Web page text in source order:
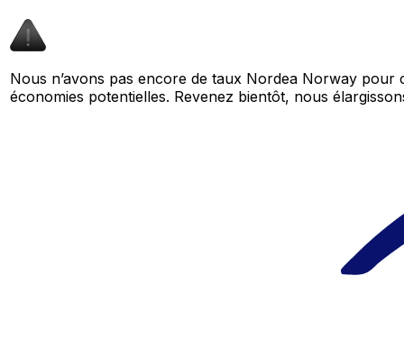
Nous n’avons pas encore de taux Nordea Norway
économies potentielles. Revenez bientôt, nous